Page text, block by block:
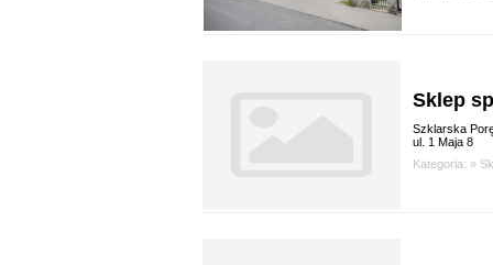
Sklep
Szklarska
ul. 1 Maja 8
Kategoria: »